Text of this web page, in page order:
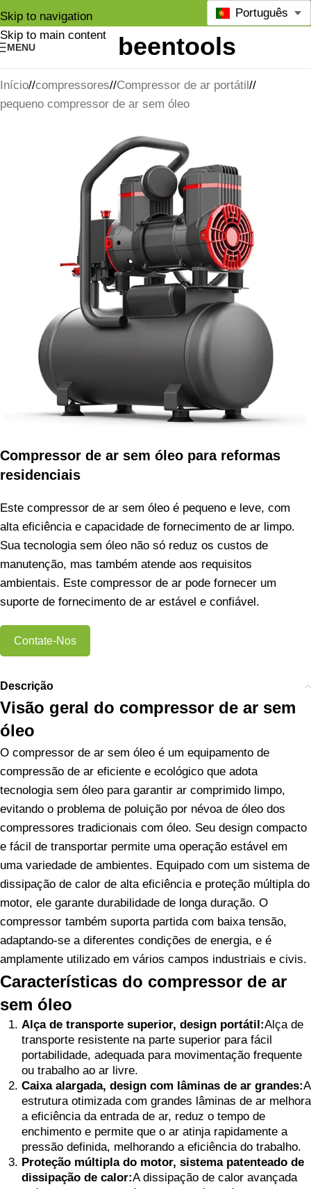
Skip to navigation
Skip to main content
MENU
Português
Início/ compressores/ Compressor de ar portátil/
pequeno compressor de ar sem óleo
Compressor de ar sem óleo para reformas
residenciais
Este compressor de ar sem óleo é pequeno e leve, com
alta eficiência e capacidade de fornecimento de ar limpo.
Sua tecnologia sem óleo não só reduz os custos de
manutenção, mas também atende aos requisitos
ambientais. Este compressor de ar pode fornecer um
suporte de fornecimento de ar estável e confiável.
Contate-Nos
Descrição
Visão geral do compressor de ar sem
óleo
O compressor de ar sem óleo é um equipamento de
compressão de ar eficiente e ecológico que adota
tecnologia sem óleo para garantir ar comprimido limpo,
evitando o problema de poluição por névoa de óleo dos
compressores tradicionais com óleo. Seu design compacto
e fácil de transportar permite uma operação estável em
uma variedade de ambientes. Equipado com um sistema de
dissipação de calor de alta eficiência e proteção múltipla do
motor, ele garante durabilidade de longa duração. O
compressor também suporta partida com baixa tensão,
adaptando-se a diferentes condições de energia, e é
amplamente utilizado em vários campos industriais e civis.
Características do compressor de ar
sem óleo
Alça de transporte superior, design portátil:Alça de
transporte resistente na parte superior para fácil
portabilidade, adequada para movimentação frequente
ou trabalho ao ar livre.
Caixa alargada, design com lâminas de ar grandes:A
estrutura otimizada com grandes lâminas de ar melhora
a eficiência da entrada de ar, reduz o tempo de
enchimento e permite que o ar atinja rapidamente a
pressão definida, melhorando a eficiência do trabalho.
Proteção múltipla do motor, sistema patenteado de
dissipação de calor:A dissipação de calor avançada